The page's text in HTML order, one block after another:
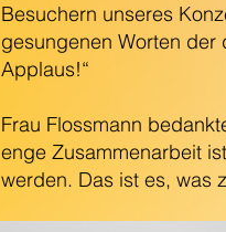
Besuchern unseres
gesungenen Worten der
Applaus!“
Frau Flossmann
enge Zusammenarbeit
werden. Das ist es, was